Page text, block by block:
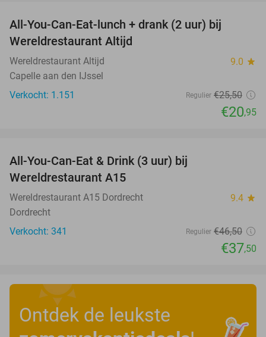
All-You-Can-Eat-lunch + drank (2 uur) bij
Wereldrestaurant Altijd
Wereldrestaurant Altijd 9.0 star
Capelle aan den IJssel
Verkocht: 1.151
Regulier €25,50
€20,95
All-You-Can-Eat & Drink (3 uur) bij
Wereldrestaurant A15
Wereldrestaurant A15 Dordrecht 9.4 star
Dordrecht
Verkocht: 341
Regulier €46,50
€37,50
Ontdek de leukste